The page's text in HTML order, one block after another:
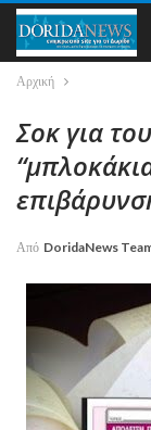
Αρχική
Σοκ για
Από DoridaNews